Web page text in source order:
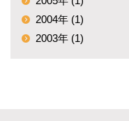
2004年 (1)
2003年 (1)